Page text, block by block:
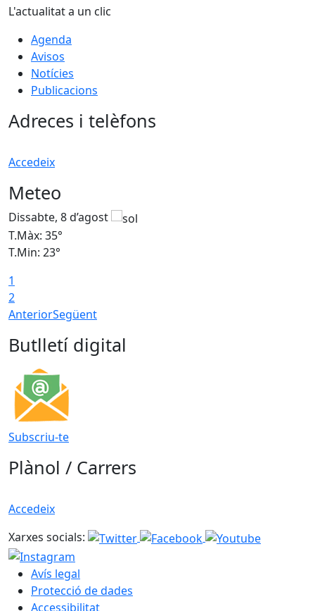
L'actualitat a un clic
Agenda
Avisos
Notícies
Publicacions
Adreces i telèfons
Accedeix
Meteo
Dissabte, 8 d’agost
T.Màx: 35°
T.Min: 23°
1
2
AnteriorSegüent
Butlletí digital
Subscriu-te
Plànol / Carrers
Accedeix
Xarxes socials:
Avís legal
Protecció de dades
Accessibilitat